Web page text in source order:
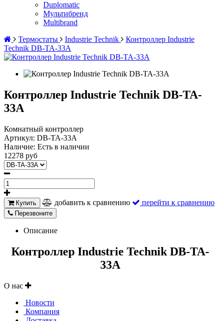
Duplomatic
Мультибренд
Multibrand
Термостаты
Industrie Technik
Контроллер Industrie
Technik DB-TA-33A
Контроллер Industrie Technik DB-TA-
33A
Комнатный контроллер
Артикул: DB-TA-33A
Наличие: Есть в наличии
12278 руб
Купить добавить к сравнению перейти к сравнению
Перезвоните
Описание
Контроллер Industrie Technik DB-TA-
33A
О нас
Новости
Компания